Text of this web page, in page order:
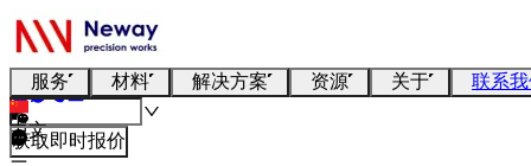
服务 材料 解决方案 资源 关于 联系
中文
获取即时报价